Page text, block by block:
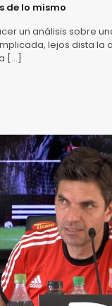
de lo mismo
un análisis sobre
lejos dista la
[…]